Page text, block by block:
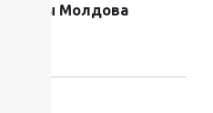
Ковры Молдова